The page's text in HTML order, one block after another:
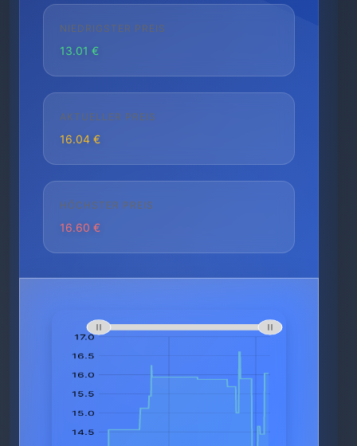
NIEDRIGSTER PREIS
13.01 €
AKTUELLER PREIS
16.04 €
HÖCHSTER PREIS
16.60 €